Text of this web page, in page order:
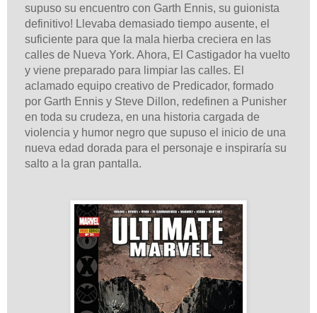
supuso su encuentro con Garth Ennis, su guionista
definitivo! Llevaba demasiado tiempo ausente, el
suficiente para que la mala hierba creciera en las
calles de Nueva York. Ahora, El Castigador ha vuelto
y viene preparado para limpiar las calles. El
aclamado equipo creativo de Predicador, formado
por Garth Ennis y Steve Dillon, redefinen a Punisher
en toda su crudeza, en una historia cargada de
violencia y humor negro que supuso el inicio de una
nueva edad dorada para el personaje e inspiraría su
salto a la gran pantalla.